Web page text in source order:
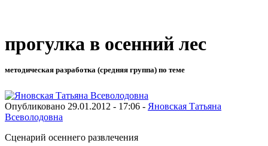
прогулка в осенний лес
методическая разработка (средняя группа) по теме
Опубликовано 29.01.2012 - 17:06 - Яновская Татьяна
Всеволодовна
Сценарий осеннего развлечения